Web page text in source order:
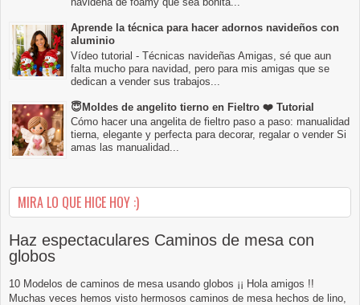
Aprende la técnica para hacer adornos navideños con
aluminio
Vídeo tutorial - Técnicas navideñas Amigas, sé que aun
falta mucho para navidad, pero para mis amigas que se
dedican a vender sus trabajos...
😇Moldes de angelito tierno en Fieltro ❤️ Tutorial
Cómo hacer una angelita de fieltro paso a paso: manualidad
tierna, elegante y perfecta para decorar, regalar o vender Si
amas las manualidad...
MIRA LO QUE HICE HOY :)
Haz espectaculares Caminos de mesa con
globos
10 Modelos de caminos de mesa usando globos ¡¡ Hola amigos !!
Muchas veces hemos visto hermosos caminos de mesa hechos de lino,